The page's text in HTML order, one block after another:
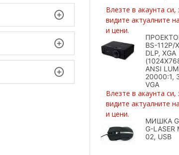
Влезте в акаунта си,
видите актуалните
и цени.
BS-112P/
DLP, XGA
ANSI
20000:1,
VGA
Влезте в акаунта си,
видите актуалните
и цени.
МИШКА
G-LASER
02, USB